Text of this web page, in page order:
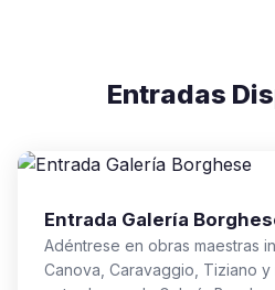
Entradas
Entrada Galería
Adéntrese en obras maestras
Canova, Caravaggio, Tiziano